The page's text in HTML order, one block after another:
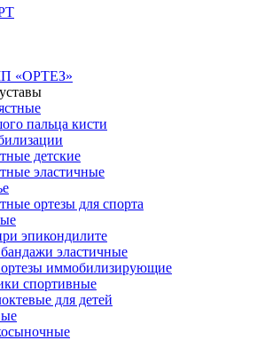
«ОРТЕЗ»
пальца кисти
детские
эластичные
ортезы для спорта
эпикондилите
эластичные
иммобилизирующие
спортивные
для детей